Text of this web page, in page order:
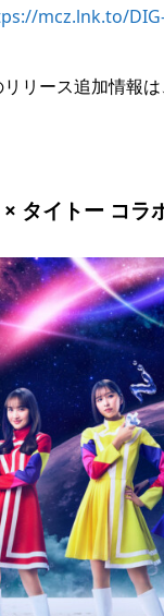
mcz.lnk.to/
リース追加情報
タイトー コラ